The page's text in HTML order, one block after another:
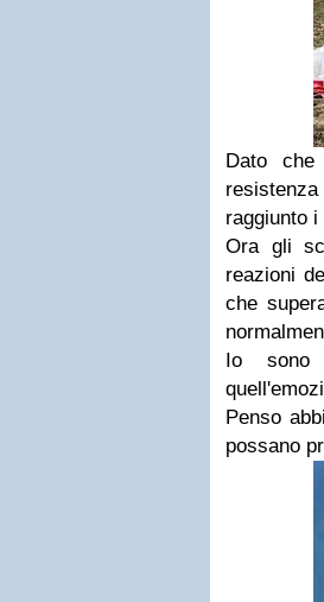
Dato
raggiunto
Ora gli
reazioni
che
Io sono
Penso
possano